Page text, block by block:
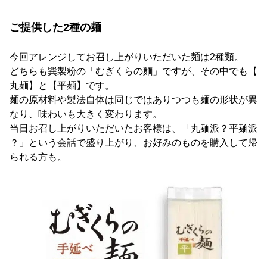
ご提供した2種の麺
今回アレンジしてお召し上がりいただいた麺は2種類。
どちらも巽製粉の「むぎくらの麵」ですが、その中でも【
丸麺】と【平麺】です。
麺の原材料や製法自体は同じではありつつも麺の形状が異
なり、味わいも大きく変わります。
当日お召し上がりいただいたお客様は、「丸麺派？平麺派
？」という会話で盛り上がり、お好みのものを購入して帰
られる方も。